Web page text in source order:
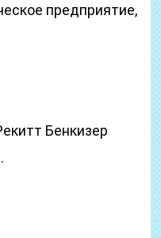
предприятие,
Бенкизер